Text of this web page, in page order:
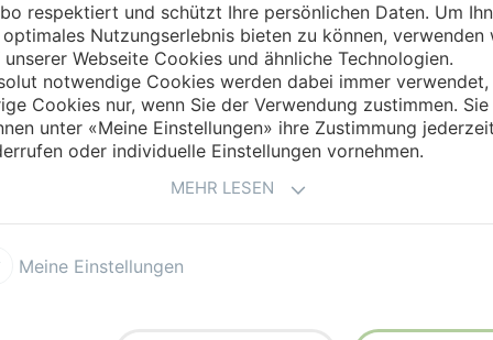
respektiert und schützt Ihre persönlichen Daten. Um
Nutzungserlebnis bieten zu können, verwenden
unserer Webseite Cookies und ähnliche Technologien.
notwendige Cookies werden dabei immer verwendet,
Cookies nur, wenn Sie der Verwendung zustimmen. Sie
unter «Meine Einstellungen» ihre Zustimmung
oder individuelle Einstellungen vornehmen.
MEHR LESEN
Meine Einstellungen